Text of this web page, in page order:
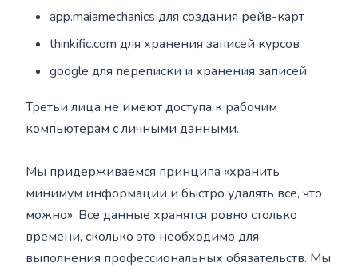
app.maiamechanics для создания рейв-карт
thinkific.com для хранения записей курсов
google для переписки и хранения записей
Третьи лица не имеют доступа к рабочим
компьютерам с личными данными.
Мы придерживаемся принципа «хранить
минимум информации и быстро удалять все, что
можно». Все данные хранятся ровно столько
времени, сколько это необходимо для
выполнения профессиональных обязательств. Мы